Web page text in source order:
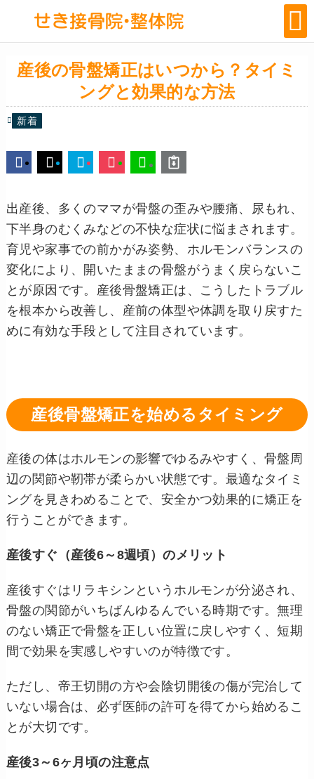
産後の骨盤矯正はいつから？タイミ
ングと効果的な方法
新着
出産後、多くのママが骨盤の歪みや腰痛、尿もれ、
下半身のむくみなどの不快な症状に悩まされます。
育児や家事での前かがみ姿勢、ホルモンバランスの
変化により、開いたままの骨盤がうまく戻らないこ
とが原因です。産後骨盤矯正は、こうしたトラブル
を根本から改善し、産前の体型や体調を取り戻すた
めに有効な手段として注目されています。
産後骨盤矯正を始めるタイミング
産後の体はホルモンの影響でゆるみやすく、骨盤周
辺の関節や靭帯が柔らかい状態です。最適なタイミ
ングを見きわめることで、安全かつ効果的に矯正を
行うことができます。
産後すぐ（産後6～8週頃）のメリット
産後すぐはリラキシンというホルモンが分泌され、
骨盤の関節がいちばんゆるんでいる時期です。無理
のない矯正で骨盤を正しい位置に戻しやすく、短期
間で効果を実感しやすいのが特徴です。
ただし、帝王切開の方や会陰切開後の傷が完治して
いない場合は、必ず医師の許可を得てから始めるこ
とが大切です。
産後3～6ヶ月頃の注意点